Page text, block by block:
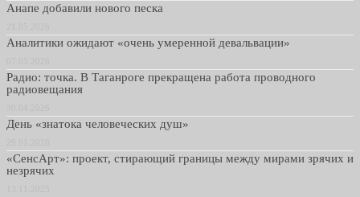
Анапе добавили нового песка
Аналитики ожидают «очень умеренной девальвации»
Радио: точка. В Таганроге прекращена работа проводного
радиовещания
День «знатока человеческих душ»
«СенсАрт»: проект, стирающий границы между мирами зрячих и
незрячих